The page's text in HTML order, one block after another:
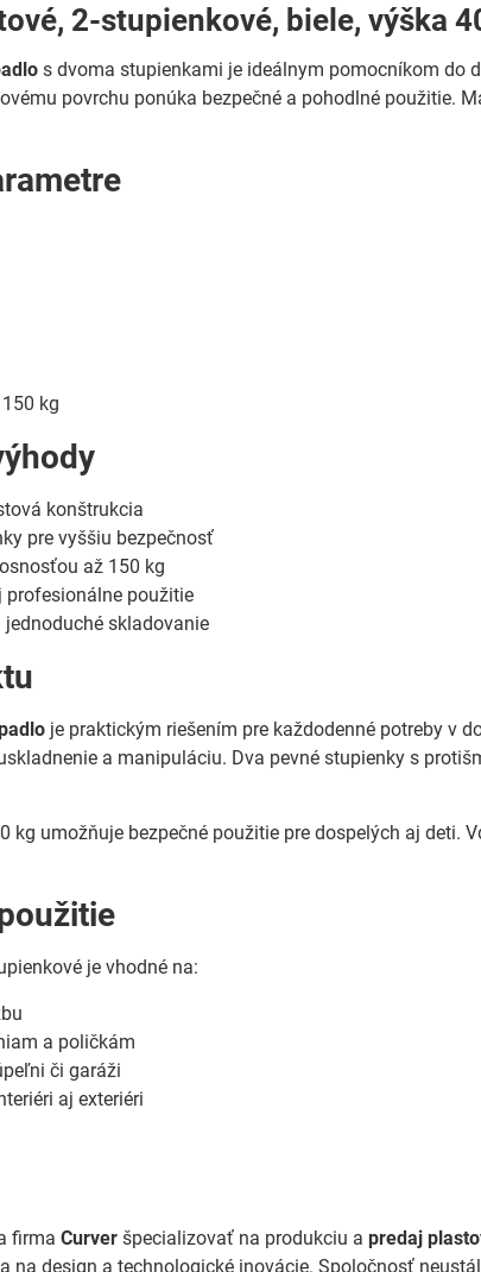
2-stupienkové, biele, výška
s dvoma stupienkami je ideálnym pomocníkom do
povrchu ponúka bezpečné a pohodlné použitie.
150 kg
konštrukcia
pre vyššiu bezpečnosť
až 150 kg
profesionálne použitie
skladovanie
je praktickým riešením pre každodenné potreby v
a manipuláciu. Dva pevné stupienky s
kg umožňuje bezpečné použitie pre dospelých aj deti.
je vhodné na:
a poličkám
či garáži
aj exteriéri
firmaCurver špecializovať na produkciu apredaj
na design a technologické inovácie. Spoločnosť